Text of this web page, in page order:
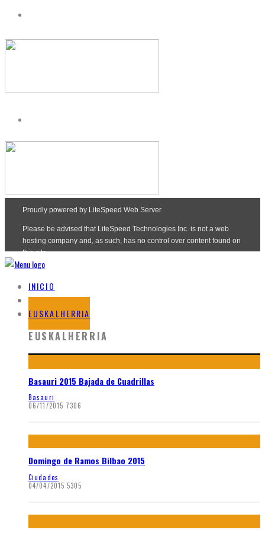
INICIO
BLOG
EUSKALHERRIA
EUSKALHERRIA
Basauri 2015 Bajada de Cuadrillas
Basauri
06/11/2015 7306
Domingo de Ramos Bilbao 2015
Ciudades
04/04/2015 5305